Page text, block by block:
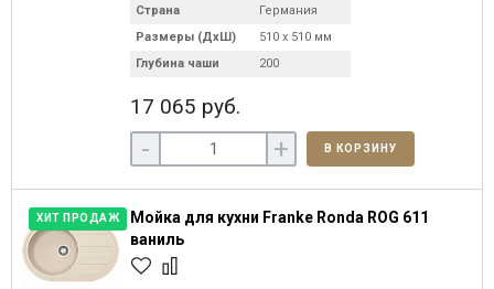
Страна
Германия
Размеры (ДхШ)
510 х 510 мм
Глубина чаши
200
17 065 руб.
- + В КОРЗИНУ
ХИТ ПРОДАЖ
Мойка для кухни Franke Ronda ROG 611
ваниль